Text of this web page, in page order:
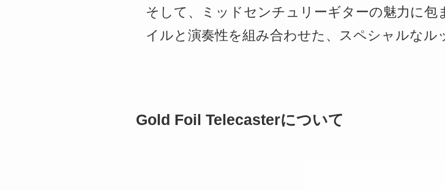
そして、ミッドセンチュリーギターの魅力に包
イルと演奏性を組み合わせた、スペシャルなル
Gold Foil Telecasterについて